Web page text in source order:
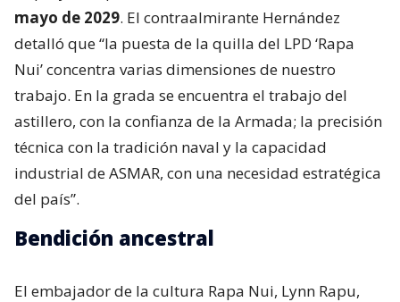
mayo de 2029. El contraalmirante Hernández
detalló que “la puesta de la quilla del LPD ‘Rapa
Nui’ concentra varias dimensiones de nuestro
trabajo. En la grada se encuentra el trabajo del
astillero, con la confianza de la Armada; la precisión
técnica con la tradición naval y la capacidad
industrial de ASMAR, con una necesidad estratégica
del país”.
Bendición ancestral
El embajador de la cultura Rapa Nui, Lynn Rapu,